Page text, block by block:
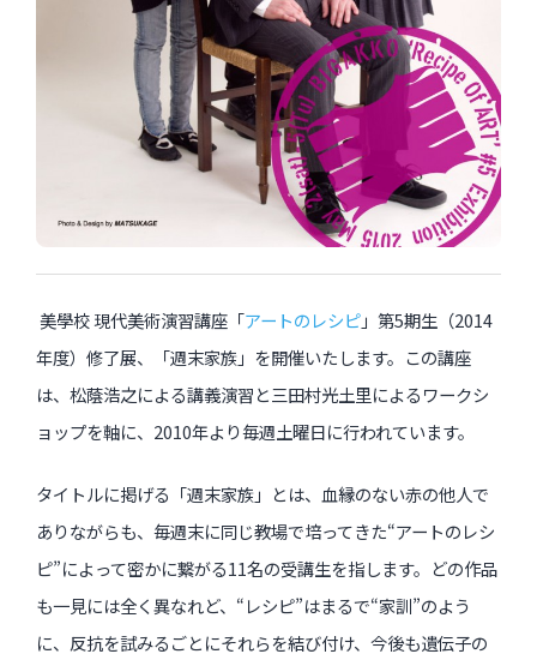
オープン講座
過去のイベント・オープン講座・展覧会
配信中のオンライン講座
全ての記事ページ
美學校 現代美術演習講座「アートのレシピ」第5期生（2014
年度）修了展、「週末家族」を開催いたします。この講座
は、松蔭浩之による講義演習と三田村光土里によるワークシ
ョップを軸に、2010年より毎週土曜日に行われています。
タイトルに掲げる「週末家族」とは、血縁のない赤の他人で
ありながらも、毎週末に同じ教場で培ってきた“アートのレシ
ピ”によって密かに繋がる11名の受講生を指します。どの作品
も一見には全く異なれど、“レシピ”はまるで“家訓”のよう
に、反抗を試みるごとにそれらを結び付け、今後も遺伝子の